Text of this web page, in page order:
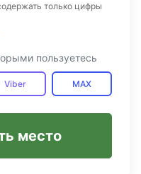
только цифры
пользуетесь
Viber MAX
место